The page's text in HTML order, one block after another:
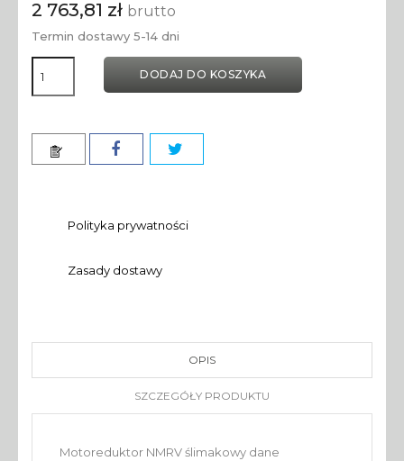
2 763,81 zł brutto
Termin dostawy 5-14 dni
DODAJ DO KOSZYKA
Polityka prywatności
Zasady dostawy
OPIS
SZCZEGÓŁY PRODUKTU
Motoreduktor NMRV ślimakowy dane